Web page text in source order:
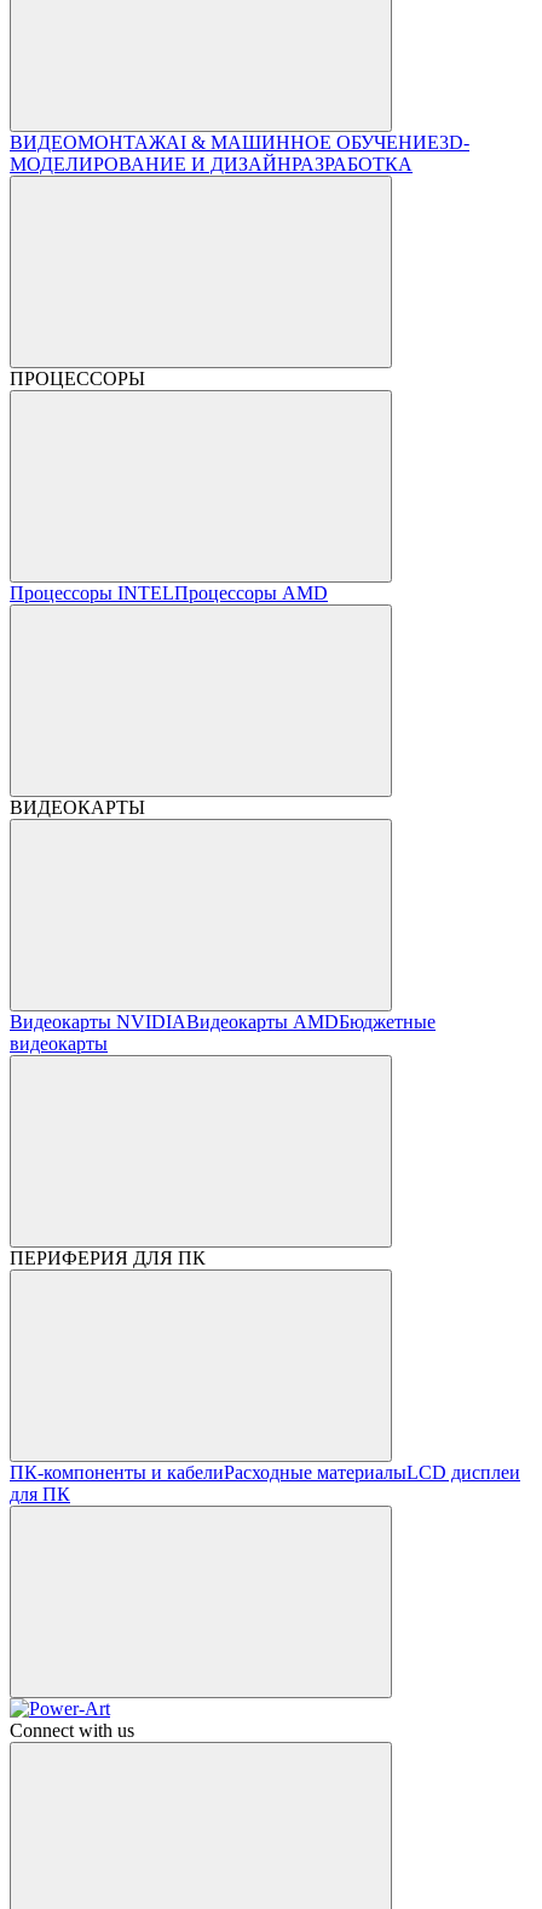
ВИДЕОМОНТАЖAI & МАШИННОЕ ОБУЧЕНИЕ3D-
МОДЕЛИРОВАНИЕ И ДИЗАЙНРАЗРАБОТКА
ПРОЦЕССОРЫ
Процессоры INTELПроцессоры AMD
ВИДЕОКАРТЫ
Видеокарты NVIDIAВидеокарты AMDБюджетные
видеокарты
ПЕРИФЕРИЯ ДЛЯ ПК
ПК-компоненты и кабелиРасходные материалыLCD дисплеи
для ПК
Connect with us